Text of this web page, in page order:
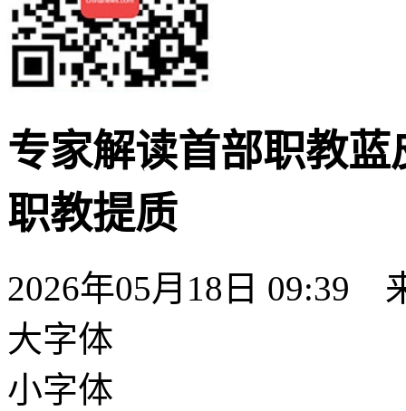
专家解读首部职教
职教提质
2026年05月18日 09:39
大字体
小字体